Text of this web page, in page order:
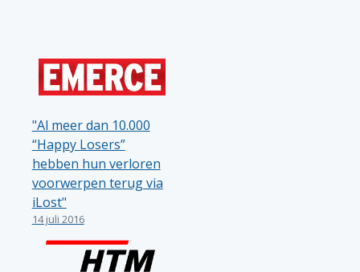
"Al meer dan 10.000
“Happy Losers”
hebben hun verloren
voorwerpen terug via
iLost"
14 juli 2016